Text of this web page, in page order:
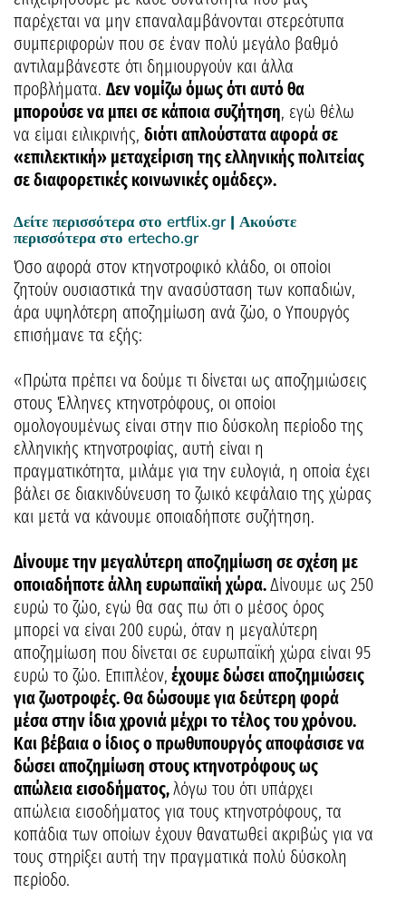
παρέχεται να μην επαναλαμβάνονται στερεότυπα
συμπεριφορών που σε έναν πολύ μεγάλο βαθμό
αντιλαμβάνεστε ότι δημιουργούν και άλλα
προβλήματα. Δεν νομίζω όμως ότι αυτό θα
μπορούσε να μπει σε κάποια συζήτηση, εγώ θέλω
να είμαι ειλικρινής, διότι απλούστατα αφορά σε
«επιλεκτική» μεταχείριση της ελληνικής πολιτείας
σε διαφορετικές κοινωνικές ομάδες».
Δείτε περισσότερα στο ertflix.gr| Ακούστε
περισσότερα στο ertecho.gr
Όσο αφορά στον κτηνοτροφικό κλάδο, οι οποίοι
ζητούν ουσιαστικά την ανασύσταση των κοπαδιών,
άρα υψηλότερη αποζημίωση ανά ζώο, ο Υπουργός
επισήμανε τα εξής:
«Πρώτα πρέπει να δούμε τι δίνεται ως αποζημιώσεις
στους Έλληνες κτηνοτρόφους, οι οποίοι
ομολογουμένως είναι στην πιο δύσκολη περίοδο της
ελληνικής κτηνοτροφίας, αυτή είναι η
πραγματικότητα, μιλάμε για την ευλογιά, η οποία έχει
βάλει σε διακινδύνευση το ζωικό κεφάλαιο της χώρας
και μετά να κάνουμε οποιαδήποτε συζήτηση.
Δίνουμε την μεγαλύτερη αποζημίωση σε σχέση με
οποιαδήποτε άλλη ευρωπαϊκή χώρα.Δίνουμε ως 250
ευρώ το ζώο, εγώ θα σας πω ότι ο μέσος όρος
μπορεί να είναι 200 ευρώ, όταν η μεγαλύτερη
αποζημίωση που δίνεται σε ευρωπαϊκή χώρα είναι 95
ευρώ το ζώο. Επιπλέον, έχουμε δώσει αποζημιώσεις
για ζωοτροφές. Θα δώσουμε για δεύτερη φορά
μέσα στην ίδια χρονιά μέχρι το τέλος του χρόνου.
Και βέβαια ο ίδιος ο πρωθυπουργός αποφάσισε να
δώσει αποζημίωση στους κτηνοτρόφους ως
απώλεια εισοδήματος,λόγω του ότι υπάρχει
απώλεια εισοδήματος για τους κτηνοτρόφους, τα
κοπάδια των οποίων έχουν θανατωθεί ακριβώς για να
τους στηρίξει αυτή την πραγματικά πολύ δύσκολη
περίοδο.